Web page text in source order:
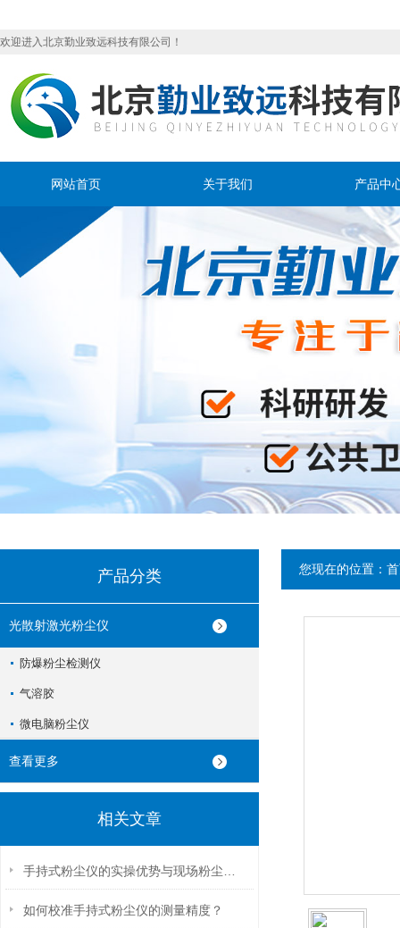
欢迎进入北京勤业致远科技有限公司！
网站首页 关于我们 产品中
产品分类
光散射激光粉尘仪
防爆粉尘检测仪
气溶胶
微电脑粉尘仪
查看更多
相关文章
如何校准手持式粉尘仪的测量精度？
您现在的位置：